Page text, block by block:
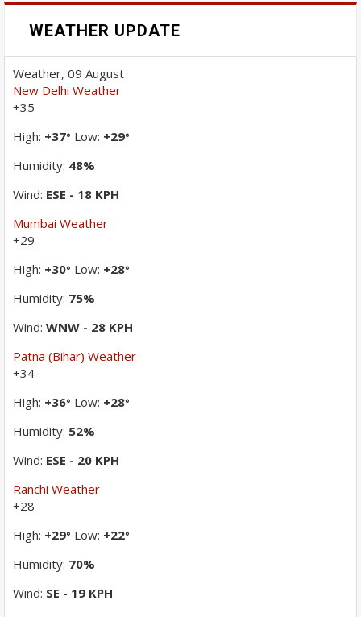
WEATHER UPDATE
Weather, 09 August
New Delhi Weather
+35
High: +37° Low: +29°
Humidity: 48%
Wind: ESE - 18 KPH
Mumbai Weather
+29
High: +30° Low: +28°
Humidity: 75%
Wind: WNW - 28 KPH
Patna (Bihar) Weather
+34
High: +36° Low: +28°
Humidity: 52%
Wind: ESE - 20 KPH
Ranchi Weather
+28
High: +29° Low: +22°
Humidity: 70%
Wind: SE - 19 KPH